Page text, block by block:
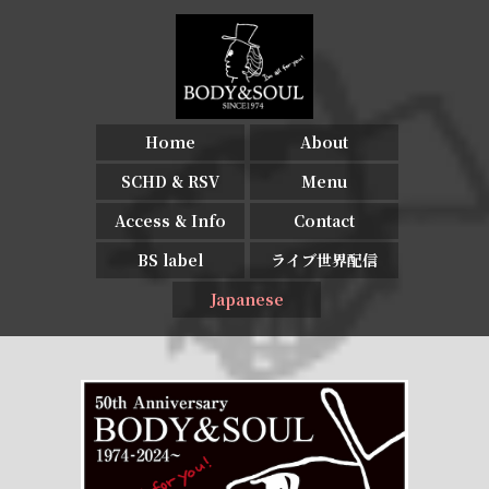
Home
About
SCHD & RSV
Menu
Access & Info
Contact
BS label
ライブ世界配信
Japanese